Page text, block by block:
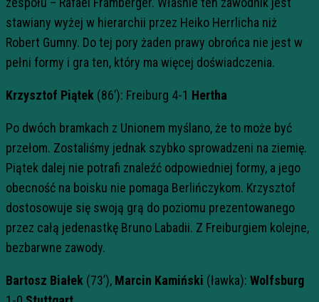
stawiany wyżej w hierarchii przez Heiko Herrlicha niż
Robert Gumny. Do tej pory żaden prawy obrońca nie jest w
pełni formy i gra ten, który ma więcej doświadczenia.
Krzysztof Piątek (86’): Freiburg 4-1 Hertha
Po dwóch bramkach z Unionem myślano, że to może być
przełom. Zostaliśmy jednak szybko sprowadzeni na ziemię.
Piątek dalej nie potrafi znaleźć odpowiedniej formy, a jego
obecność na boisku nie pomaga Berlińczykom. Krzysztof
dostosowuje się swoją grą do poziomu prezentowanego
przez całą jedenastkę Bruno Labadii. Z Freiburgiem kolejne,
bezbarwne zawody.
Bartosz Białek (73’), Marcin Kamiński (ławka): Wolfsburg